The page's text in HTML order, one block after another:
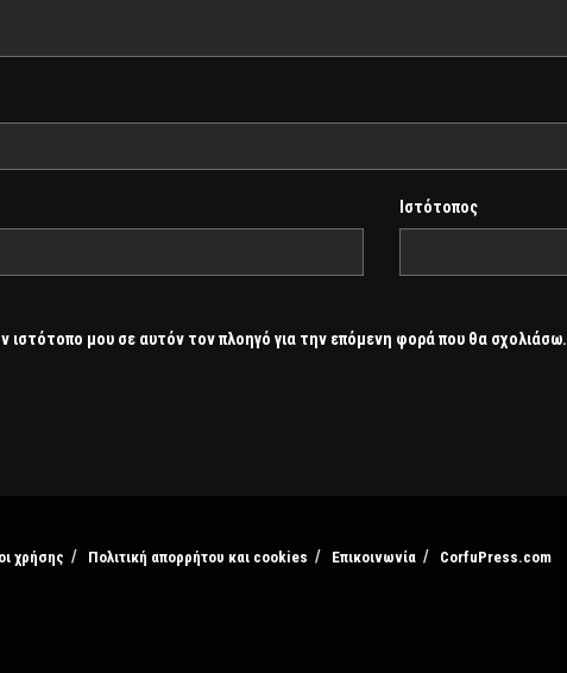
Ιστότοπος
μου σε αυτόν τον πλοηγό για την επόμενη φορά που θα σχολιάσω.
χρήσης Πολιτική απορρήτου και cookies Επικοινωνία CorfuPress.com